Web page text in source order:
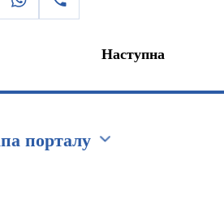
Наступна
порталу